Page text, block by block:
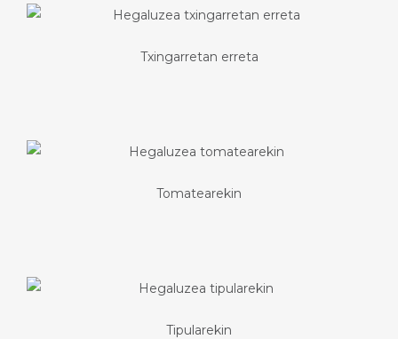
Txingarretan erreta
Tomatearekin
Tipularekin